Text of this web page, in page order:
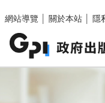
網站導覽
關於本站 隱